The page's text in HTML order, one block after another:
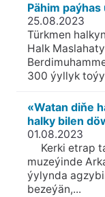
Pähim
25.08.2023
Türkmen
Halk
300 ýyllyk
«Watan diňe
halky bilen
01.08.2023
Kerki etrap
muzeýinde
ýylynda
bezeýän,...